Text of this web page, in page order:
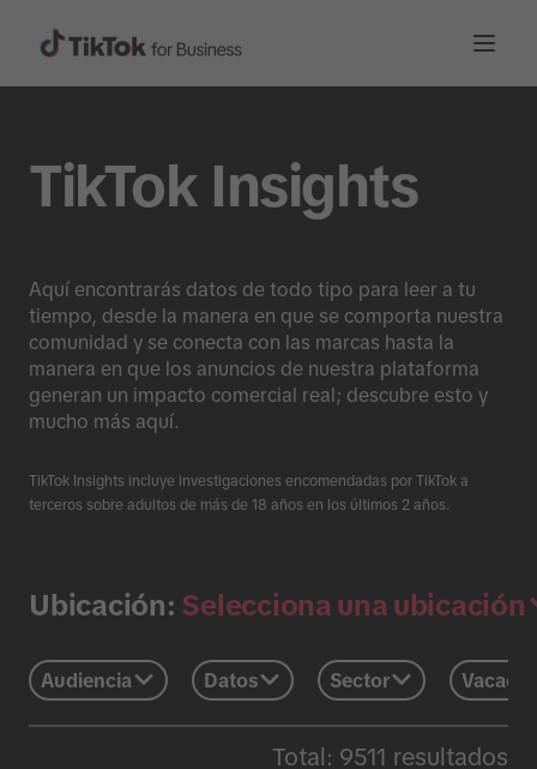
TikTok Insights
Aquí encontrarás datos de todo tipo para leer a tu
tiempo, desde la manera en que se comporta nuestra
comunidad y se conecta con las marcas hasta la
manera en que los anuncios de nuestra plataforma
generan un impacto comercial real; descubre esto y
mucho más aquí.
TikTok Insights incluye investigaciones encomendadas por TikTok a
terceros sobre adultos de más de 18 años en los últimos 2 años.
Ubicación: Selecciona una ubicación
Audiencia Datos Sector
Total: 9511 resultados